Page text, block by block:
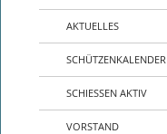
AKTUELLES
SCHÜTZENKALENDER
SCHIESSEN AKTIV
VORSTAND